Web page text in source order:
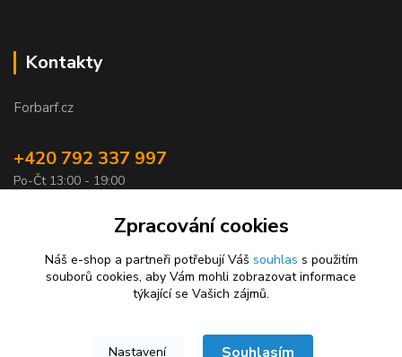
Kontakty
Forbarf.cz
+420 792 337 997
Po-Čt 13:00 - 19:00
objednavky@forbarf.czZpracování cookies
Náš e-shop a partneři potřebují Váš souhlas s použitím
souborů cookies, aby Vám mohli zobrazovat informace
týkající se Vašich zájmů.
Nastavení Souhlasím